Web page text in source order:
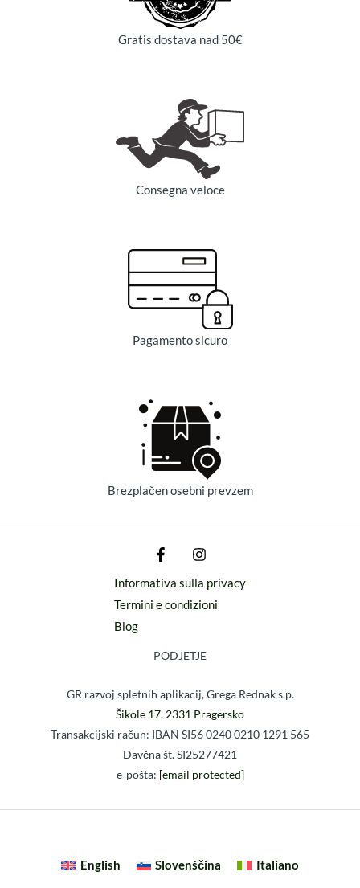
Gratis dostava nad 50€
Consegna veloce
Pagamento sicuro
Brezplačen osebni prevzem
Informativa sulla privacy
Termini e condizioni
Blog
PODJETJE
GR razvoj spletnih aplikacij, Grega Rednak s.p.
Šikole 17, 2331 Pragersko
Transakcijski račun: IBAN SI56 0240 0210 1291 565
Davčna št. SI25277421
e-pošta: [email protected]
English Slovenščina Italiano